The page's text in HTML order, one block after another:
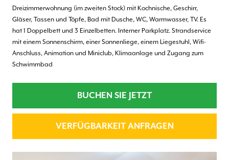
Dreizimmerwohnung (im zweiten Stock) mit Kochnische, Geschirr,
Gläser, Tassen und Töpfe, Bad mit Dusche, WC, Warmwasser, TV. Es
hat 1 Doppelbett und 3 Einzelbetten. Interner Parkplatz. Strandservice
mit einem Sonnenschirm, einer Sonnenliege, einem Liegestuhl, Wifi-
Anschluss, Animation und Miniclub, Klimaanlage und Zugang zum
Schwimmbad
BUCHEN SIE JETZT
VERFÜGBARKEIT ANFRAGEN